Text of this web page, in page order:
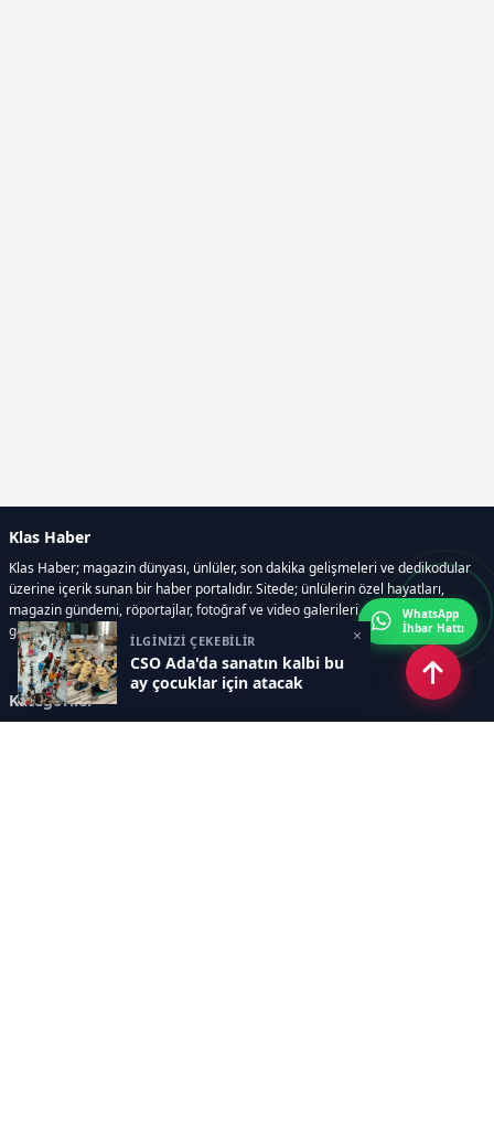
İLGİNİZİ ÇEKEBİLİR
CSO Ada'da sanatın kalbi bu
ay çocuklar için atacak
×
Klas Haber
Klas Haber; magazin dünyası, ünlüler, son dakika gelişmeleri ve dedikodular
üzerine içerik sunan bir haber portalıdır. Sitede; ünlülerin özel hayatları,
magazin gündemi, röportajlar, fotoğraf ve video galerileri, resmi ilanlar, e-
gazete gibi geniş bir içerik yelpazesi bulunur.
Kategoriler
WhatsApp
İhbar Hattı